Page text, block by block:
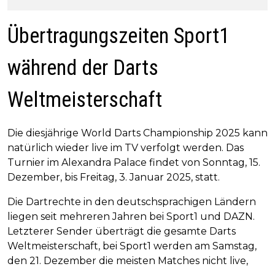
Übertragungszeiten Sport1
während der Darts
Weltmeisterschaft
Die diesjährige World Darts Championship 2025 kann
natürlich wieder live im TV verfolgt werden. Das
Turnier im Alexandra Palace findet von Sonntag, 15.
Dezember, bis Freitag, 3. Januar 2025, statt.
Die Dartrechte in den deutschsprachigen Ländern
liegen seit mehreren Jahren bei Sport1 und DAZN.
Letzterer Sender überträgt die gesamte Darts
Weltmeisterschaft, bei Sport1 werden am Samstag,
den 21. Dezember die meisten Matches nicht live,